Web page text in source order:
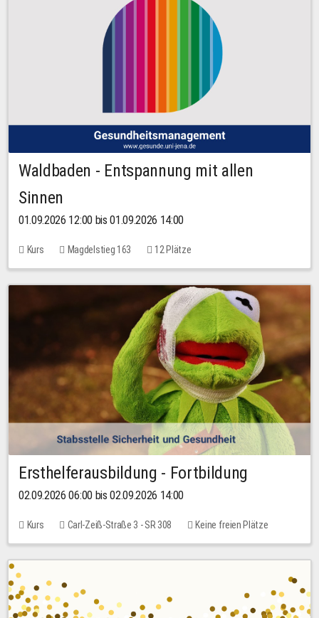
Waldbaden - Entspannung mit allen
Sinnen
01.09.2026 12:00 bis 01.09.2026 14:00
Kurs Magdelstieg 163 12 Plätze
Ersthelferausbildung - Fortbildung
02.09.2026 06:00 bis 02.09.2026 14:00
Kurs Carl-Zeiß-Straße 3 - SR 308 Keine freien Plätze